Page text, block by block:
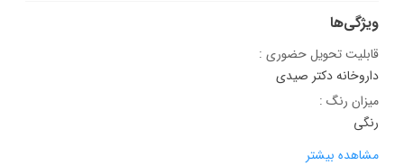
ویژگی‌ها
قابلیت تحویل حضوری :
داروخانه دکتر صیدی
میزان رنگ :
رنگی
مشاهده بیشتر